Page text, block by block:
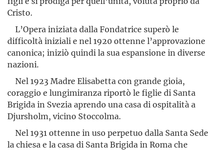
Cristo.
L’Opera iniziata dalla Fondatrice superò le
difficoltà iniziali e nel 1920 ottenne l’approvazione
canonica; iniziò quindi la sua espan­sione in diverse
nazioni.
Nel 1923 Madre Elisabetta con grande gioia,
coraggio e lungimiranza riportò le figlie di Santa
Brigida in Svezia aprendo una casa di ospitalità a
Djursholm, vicino Stoccolma.
Nel 1931 ottenne in uso perpetuo dalla Santa Sede
la chiesa e la casa di Santa Brigida in Roma che